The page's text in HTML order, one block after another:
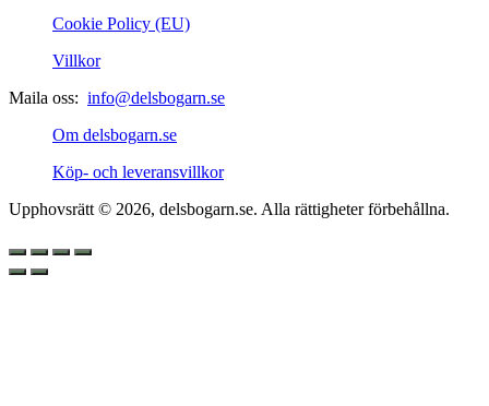
Cookie Policy (EU)
Villkor
Maila oss: info@delsbogarn.se
Om delsbogarn.se
Köp- och leveransvillkor
Upphovsrätt © 2026, delsbogarn.se. Alla rättigheter förbehållna.